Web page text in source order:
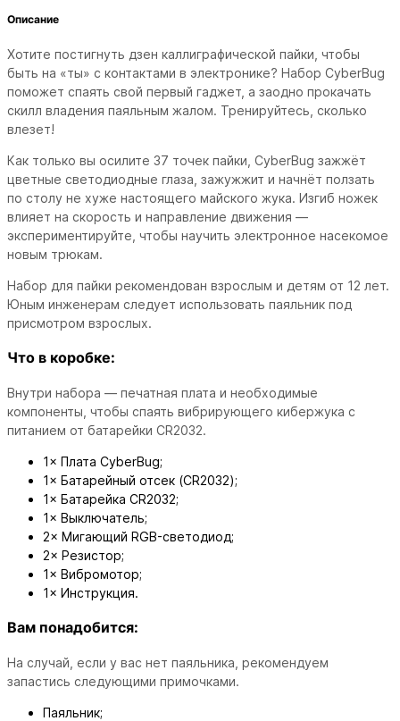
Описание
Хотите постигнуть дзен каллиграфической пайки, чтобы
быть на «ты» с контактами в электронике? Набор CyberBug
поможет спаять свой первый гаджет, а заодно прокачать
скилл владения паяльным жалом. Тренируйтесь, сколько
влезет!
Как только вы осилите 37 точек пайки, CyberBug зажжёт
цветные светодиодные глаза, зажужжит и начнёт ползать
по столу не хуже настоящего майского жука. Изгиб ножек
влияет на скорость и направление движения —
экспериментируйте, чтобы научить электронное насекомое
новым трюкам.
Набор для пайки рекомендован взрослым и детям от 12 лет.
Юным инженерам следует использовать паяльник под
присмотром взрослых.
Что в коробке:
Внутри набора — печатная плата и необходимые
компоненты, чтобы спаять вибрирующего кибержука с
питанием от батарейки CR2032.
1× Плата CyberBug;
1× Батарейный отсек (CR2032);
1× Батарейка CR2032;
1× Выключатель;
2× Мигающий RGB-светодиод;
2× Резистор;
1× Вибромотор;
1× Инструкция.
Вам понадобится:
На случай, если у вас нет паяльника, рекомендуем
запастись следующими примочками.
Паяльник;